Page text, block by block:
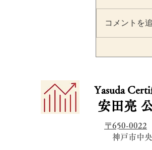
消費税の
なる落と
コメントを
​​Yasuda
安田亮
〒650-0022
神戸市中